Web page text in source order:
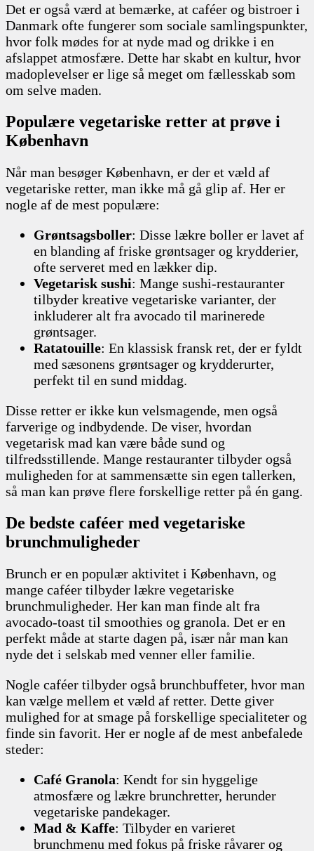
Det er også værd at bemærke, at caféer og bistroer i
Danmark ofte fungerer som sociale samlingspunkter,
hvor folk mødes for at nyde mad og drikke i en
afslappet atmosfære. Dette har skabt en kultur, hvor
madoplevelser er lige så meget om fællesskab som
om selve maden.
Populære vegetariske retter at prøve i
København
Når man besøger København, er der et væld af
vegetariske retter, man ikke må gå glip af. Her er
nogle af de mest populære:
Grøntsagsboller: Disse lækre boller er lavet af
en blanding af friske grøntsager og krydderier,
ofte serveret med en lækker dip.
Vegetarisk sushi: Mange sushi-restauranter
tilbyder kreative vegetariske varianter, der
inkluderer alt fra avocado til marinerede
grøntsager.
Ratatouille: En klassisk fransk ret, der er fyldt
med sæsonens grøntsager og krydderurter,
perfekt til en sund middag.
Disse retter er ikke kun velsmagende, men også
farverige og indbydende. De viser, hvordan
vegetarisk mad kan være både sund og
tilfredsstillende. Mange restauranter tilbyder også
muligheden for at sammensætte sin egen tallerken,
så man kan prøve flere forskellige retter på én gang.
De bedste caféer med vegetariske
brunchmuligheder
Brunch er en populær aktivitet i København, og
mange caféer tilbyder lækre vegetariske
brunchmuligheder. Her kan man finde alt fra
avocado-toast til smoothies og granola. Det er en
perfekt måde at starte dagen på, især når man kan
nyde det i selskab med venner eller familie.
Nogle caféer tilbyder også brunchbuffeter, hvor man
kan vælge mellem et væld af retter. Dette giver
mulighed for at smage på forskellige specialiteter og
finde sin favorit. Her er nogle af de mest anbefalede
steder:
Café Granola: Kendt for sin hyggelige
atmosfære og lækre brunchretter, herunder
vegetariske pandekager.
Mad & Kaffe: Tilbyder en varieret
brunchmenu med fokus på friske råvarer og